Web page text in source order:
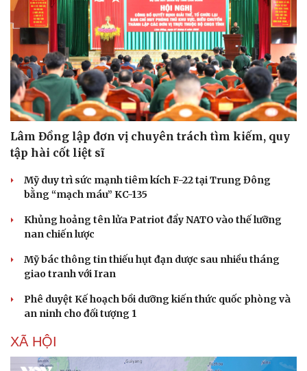
Văn hóa
Sân khấu - Điện ảnh
Văn học
Âm nhạc
Giải trí
Thời trang
Sao Việt
Lâm Đồng lập đơn vị chuyên trách tìm kiếm, quy
tập hài cốt liệt sĩ
Mỹ duy trì sức mạnh tiêm kích F-22 tại Trung Đông
bằng “mạch máu” KC-135
Khủng hoảng tên lửa Patriot đẩy NATO vào thế lưỡng
nan chiến lược
Mỹ bác thông tin thiếu hụt đạn dược sau nhiều tháng
giao tranh với Iran
Phê duyệt Kế hoạch bồi dưỡng kiến thức quốc phòng và
an ninh cho đối tượng 1
XÃ HỘI